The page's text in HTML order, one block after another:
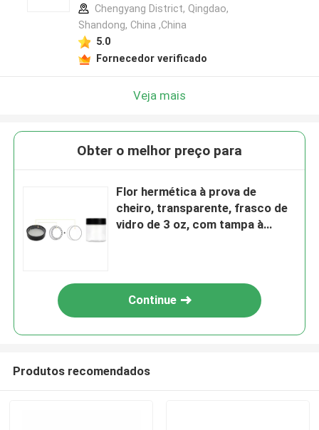
Chengyang District, Qingdao,
Shandong, China ,China
5.0
Fornecedor verificado
Veja mais
Obter o melhor preço para
Flor hermética à prova de
cheiro, transparente, frasco de
vidro de 3 oz, com tampa à
Continue
Produtos recomendados